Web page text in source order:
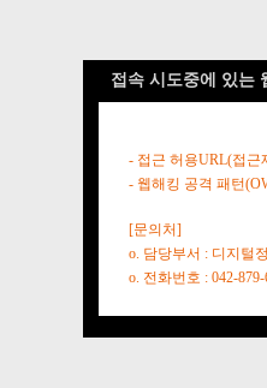
접속 시도중에 있는
- 접근 허용URL(접근
- 웹해킹 공격 패턴
[문의처]
o. 담당부서 : 디지털
o. 전화번호 : 042-879-